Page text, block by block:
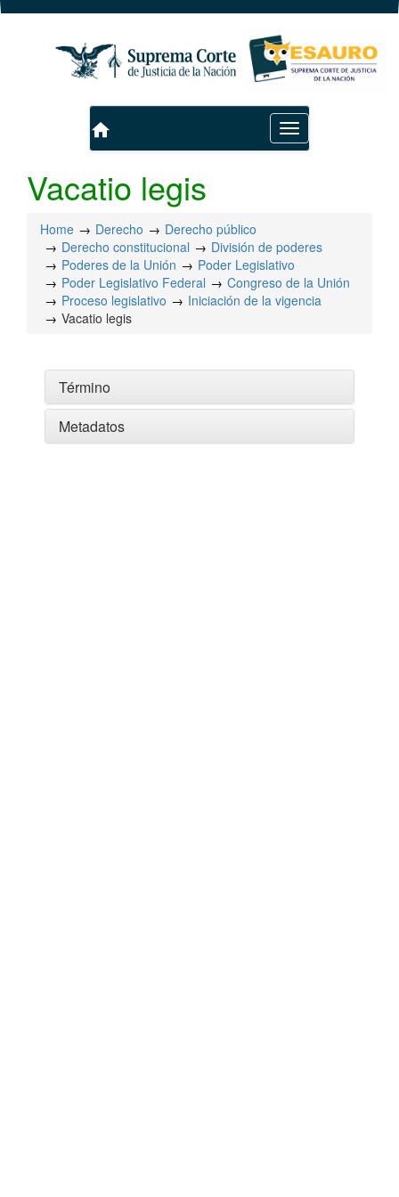
Toggle
navigation
home
Vacatio legis
Home Derecho
Derecho público
Derecho constitucional
División de poderes
Poderes de la Unión
Poder Legislativo
Poder Legislativo Federal
Congreso de la Unión
Proceso legislativo
Iniciación de la vigencia
Vacatio legis
Término
Metadatos